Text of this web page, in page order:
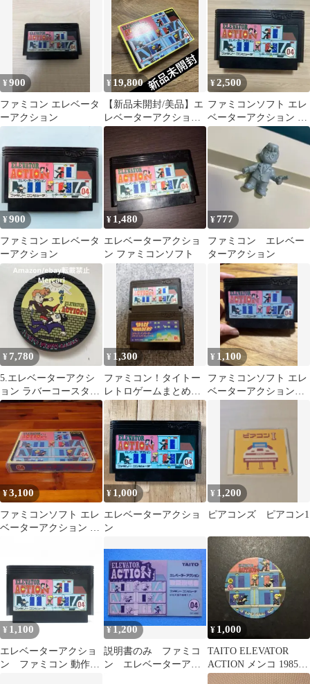
¥900
ファミコン エレベータ
ーアクション
¥ 19,800
【新品未開封/美品】エ
レベーターアクション
ファミコンソフト
¥2,500
ファミコンソフト エレ
ベーターアクション ソ
フトのみ
¥900
ファミコン エレベータ
ーアクション
¥ 1,480
エレベーターアクショ
ン ファミコンソフト
¥777
ファミコン エレベー
ター￼アクション
¥ 7,780
5.エレベーターアクシ
ョン ラバーコースター
TVG
¥ 1,300
ファミコン！タイトー
レトロゲームまとめ売
り！スペースインベー
ダー エレベーター
¥ 1,100
ファミコンソフト エレ
ベーターアクション
¥3,100
ファミコンソフト エレ
ベーターアクション 箱
¥1,000
エレベーターアクショ
ン
¥ 1,200
ピアコンズ ピアコン1
¥ 1,100
エレベーターアクショ
ン ファミコン 動作確
¥1,200
説明書のみ ファミコ
ン エレベーターアク
¥ 1,000
TAITO ELEVATOR
ACTION メンコ 1985
年 ファミコン